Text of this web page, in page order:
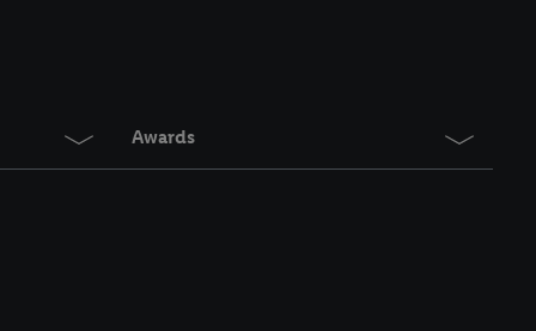
Awards
kunnen worden
vergelijkbare
in te